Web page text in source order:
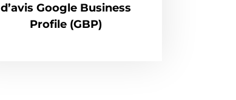
d’avis Google Business
Profile (GBP)